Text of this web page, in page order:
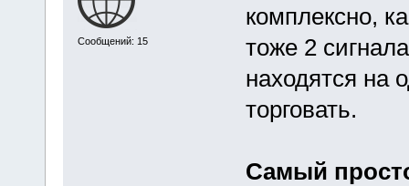
Сообщений: 15
комплексно,
тоже 2
находятся на
торговать.
Самый